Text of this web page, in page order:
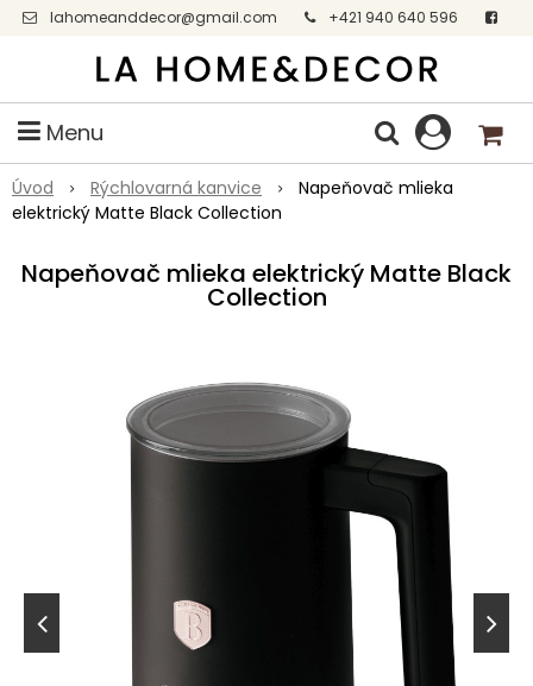
lahomeanddecor@gmail.com
+421 940 640 596
Facebook
Menu
Úvod Rýchlovarná kanvice
Napeňovač mlieka
elektrický Matte Black Collection
Napeňovač mlieka elektrický Matte Black
Collection